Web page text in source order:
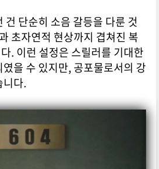
건 단순히 소음 갈등을 다룬 것
초자연적 현상까지 겹쳐진 복
. 이런 설정은 스릴러를 기대한
을 수 있지만, 공포물로서의 강
니다.